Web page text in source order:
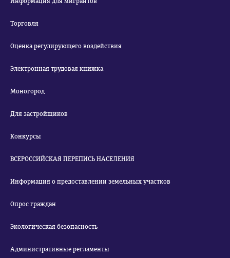
Торговля
Оценка регулирующего воздействия
Электронная трудовая книжка
Моногород
Для застройщиков
Конкурсы
ВСЕРОССИЙСКАЯ ПЕРЕПИСЬ НАСЕЛЕНИЯ
Информация о предоставлении земельных участков
Опрос граждан
Экологическая безопасность
Административные регламенты